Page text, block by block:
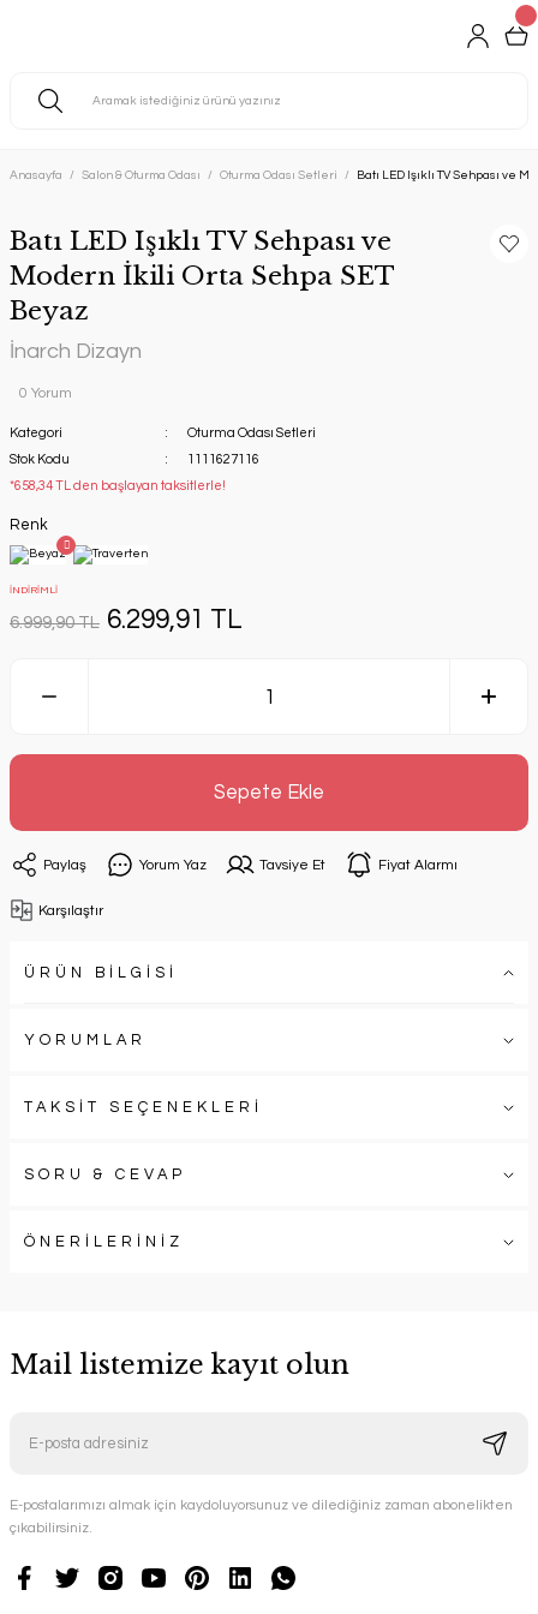
Anasayfa Salon & Oturma Odası Oturma Odası Setleri Batı LED Işıklı TV Sehpası ve
Batı LED Işıklı TV Sehpası ve
Modern İkili Orta Sehpa SET
Beyaz
İnarch Dizayn
0 Yorum
Kategori
Oturma Odası Setleri
Stok Kodu
1111627116
*658,34 TL den başlayan taksitlerle!
Renk
İNDİRİMLİ
6.999,90 TL 6.299,91 TL
Sepete Ekle
Paylaş Yorum Yaz Tavsiye Et Fiyat Alarmı
Karşılaştır
ÜRÜN BİLGİSİ
YORUMLAR
TAKSİT SEÇENEKLERİ
SORU & CEVAP
ÖNERİLERİNİZ
Mail listemize kayıt olun
E-postalarımızı almak için kaydoluyorsunuz ve dilediğiniz zaman abonelikten
çıkabilirsiniz.